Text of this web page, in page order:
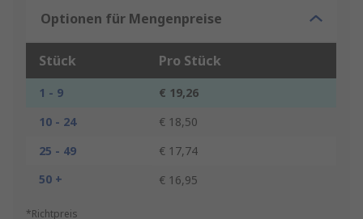
Optionen für Mengenpreise
Stück Pro Stück
1 - 9
€ 19,26
10 - 24
€ 18,50
25 - 49
€ 17,74
50 +
€ 16,95
*Richtpreis